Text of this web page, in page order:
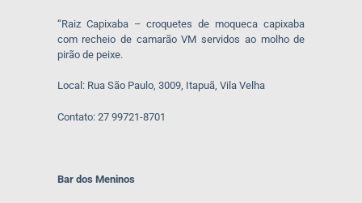
“Raiz Capixaba – croquetes de moqueca capixaba
com recheio de camarão VM servidos ao molho de
pirão de peixe.
Local: Rua São Paulo, 3009, Itapuã, Vila Velha
Contato: 27 99721-8701
Bar dos Meninos